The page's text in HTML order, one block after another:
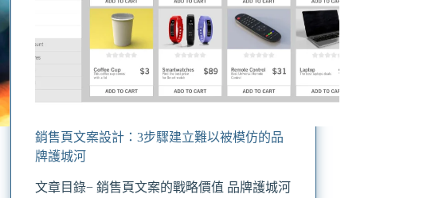
銷售頁文案設計：3步驟建立難以被模仿的品
牌護城河
文章目錄− 銷售頁文案的戰略價值 品牌護城河